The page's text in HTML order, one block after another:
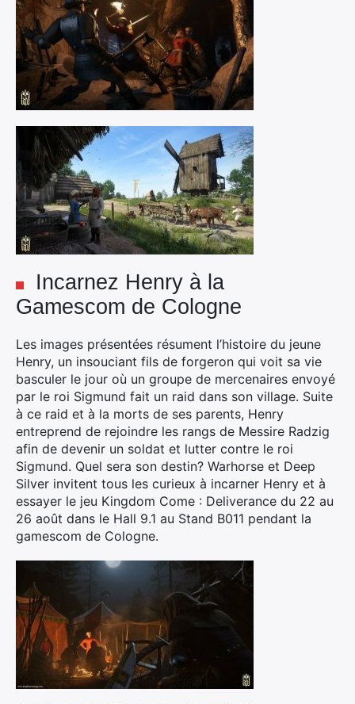
Incarnez Henry à la
Gamescom de Cologne
Les images présentées résument l’histoire du jeune
Henry, un insouciant fils de forgeron qui voit sa vie
basculer le jour où un groupe de mercenaires envoyé
par le roi Sigmund fait un raid dans son village. Suite
à ce raid et à la morts de ses parents, Henry
entreprend de rejoindre les rangs de Messire Radzig
afin de devenir un soldat et lutter contre le roi
Sigmund. Quel sera son destin? Warhorse et Deep
Silver invitent tous les curieux à incarner Henry et à
essayer le jeu Kingdom Come : Deliverance du 22 au
26 août dans le Hall 9.1 au Stand B011 pendant la
gamescom de Cologne.